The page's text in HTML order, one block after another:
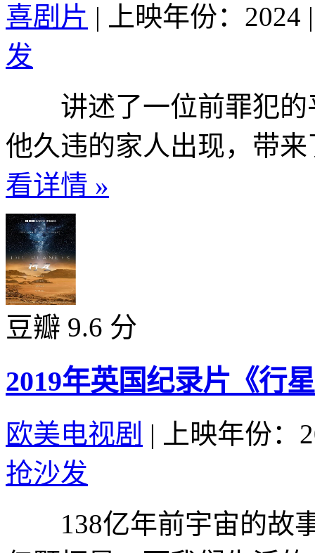
喜剧片 | 上映年份：2024 |
发
讲述了一位前罪犯的
他久违的家人出现，带
看详情 »
豆瓣 9.6 分
2019年英国纪录片《行
欧美电视剧 |
上映年份：
抢沙发
138亿年前宇宙的故事